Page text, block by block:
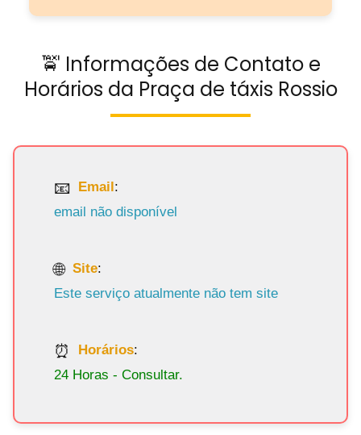
🚖 Informações de Contato e
Horários da Praça de táxis Rossio
Email:
email não disponível
Site:
Este serviço atualmente não tem site
Horários:
24 Horas - Consultar.